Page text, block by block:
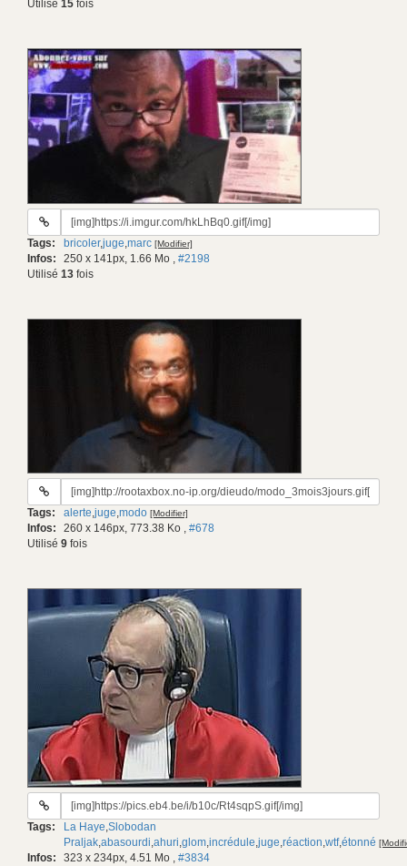
Utilisé 15 fois
URL
gif:
Tags: bricoler,juge,marc [Modifier]
Infos: 250 x 141px, 1.66 Mo , #2198
Utilisé 13 fois
URL
gif:
Tags: alerte,juge,modo [Modifier]
Infos: 260 x 146px, 773.38 Ko , #678
Utilisé 9 fois
URL
gif:
Tags: La Haye,Slobodan
Praljak,abasourdi,ahuri,glom,incrédule,juge,réaction,wtf,étonné
Infos: 323 x 234px, 4.51 Mo , #3834